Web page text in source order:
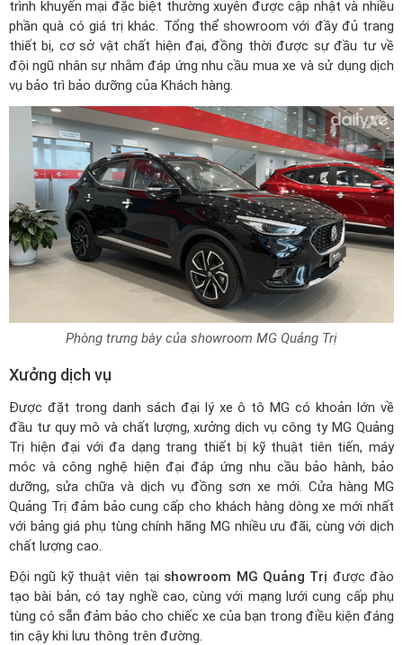
trình khuyến mại đặc biệt thường xuyên được cập nhật và nhiều
phần quà có giá trị khác. Tổng thể showroom với đầy đủ trang
thiết bị, cơ sở vật chất hiện đại, đồng thời được sự đầu tư về
đội ngũ nhân sự nhằm đáp ứng nhu cầu mua xe và sử dụng dịch
vụ bảo trì bảo dưỡng của Khách hàng.
Phòng trưng bày của showroom MG Quảng Trị
Xưởng dịch vụ
Được đặt trong danh sách đại lý xe ô tô MG có khoản lớn về
đầu tư quy mô và chất lượng, xưởng dịch vụ công ty MG Quảng
Trị hiện đại với đa dạng trang thiết bị kỹ thuật tiên tiến, máy
móc và công nghệ hiện đại đáp ứng nhu cầu bảo hành, bảo
dưỡng, sửa chữa và dịch vụ đồng sơn xe mới. Cửa hàng MG
Quảng Trị đảm bảo cung cấp cho khách hàng dòng xe mới nhất
với bảng giá phụ tùng chính hãng MG nhiều ưu đãi, cùng với dịch
chất lượng cao.
Đội ngũ kỹ thuật viên tại showroom MG Quảng Trị được đào
tạo bài bản, có tay nghề cao, cùng với mạng lưới cung cấp phụ
tùng có sẵn đảm bảo cho chiếc xe của bạn trong điều kiện đáng
tin cậy khi lưu thông trên đường.